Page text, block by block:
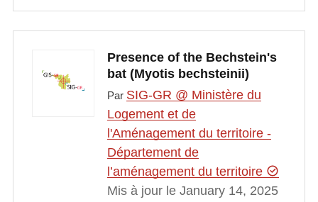
Presence of the Bechstein's
bat (Myotis bechsteinii)
Par SIG-GR @ Ministère du
Logement et de
l'Aménagement du territoire -
Département de
l’aménagement du territoire
Mis à jour le January 14, 2025